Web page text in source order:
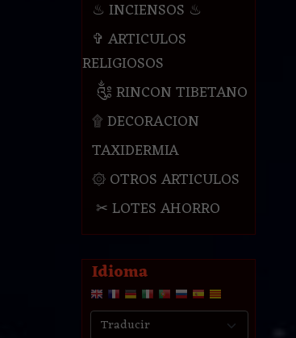
♨ INCIENSOS ♨
✞ ARTICULOS
RELIGIOSOS
༃ RINCON TIBETANO
۩ DECORACION
TAXIDERMIA
۞ OTROS ARTICULOS
✂ LOTES AHORRO
Idioma